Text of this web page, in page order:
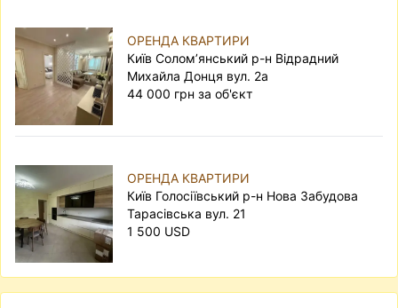
ОРЕНДА КВАРТИРИ
Київ Солом’янський р-н Відрадний
Михайла Донця вул. 2а
44 000 грн за об'єкт
ОРЕНДА КВАРТИРИ
Київ Голосіївський р-н Нова Забудова
Тарасівська вул. 21
1 500 USD